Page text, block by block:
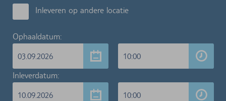
Inleveren op andere locatie
Ophaaldatum:
03.09.2026
10:00
Inleverdatum:
10.09.2026
10:00